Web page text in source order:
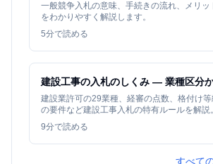
一般競争入札の意味、手続きの流れ、メリッ
をわかりやすく解説します。
5分で読める
建設工事の入札のしくみ — 業種区分
建設業許可の29業種、経審の点数、格付け
の要件など建設工事入札の特有ルールを解説。
9分で読める
すべて